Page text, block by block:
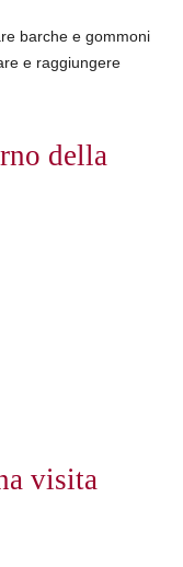
barche e gommoni
e raggiungere
della
visita